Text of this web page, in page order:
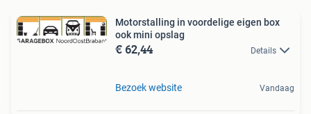
Motorstalling in voordelige eigen box
ook mini opslag
€ 62,44 Details
Bezoek website Vandaag